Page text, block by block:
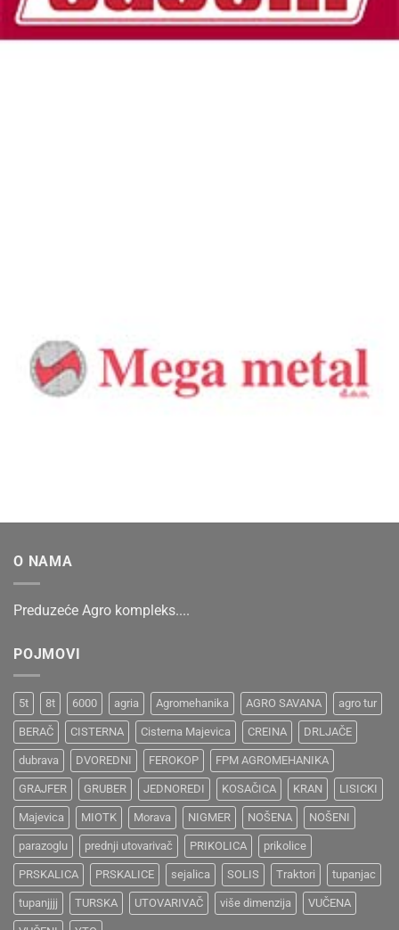
O NAMA
Preduzeće Agro kompleks....
POJMOVI
5t 8t 6000 agria Agromehanika AGRO SAVANA agro tur
BERAČ CISTERNA Cisterna Majevica CREINA DRLJAČE
dubrava DVOREDNI FEROKOP FPM AGROMEHANIKA
GRAJFER GRUBER JEDNOREDI KOSAČICA KRAN LISICKI
Majevica MIOTK Morava NIGMER NOŠENA NOŠENI
parazoglu prednji utovarivač PRIKOLICA prikolice
PRSKALICA PRSKALICE sejalica SOLIS Traktori tupanjac
tupanjjjj TURSKA UTOVARIVAČ više dimenzija VUČENA